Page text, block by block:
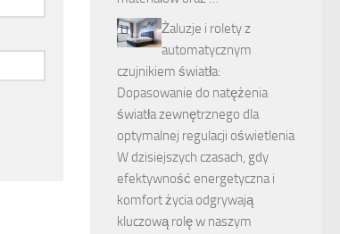
Żaluzje i rolety z
automatycznym
czujnikiem światła:
Dopasowanie do natężenia
światła zewnętrznego dla
optymalnej regulacji oświetlenia
W dzisiejszych czasach, gdy
efektywność energetyczna i
komfort życia odgrywają
kluczową rolę w naszym